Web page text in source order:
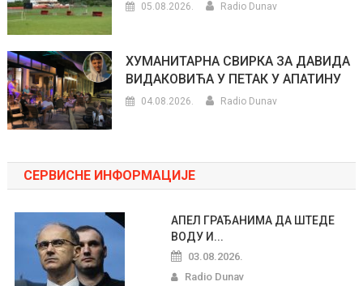
05.08.2026. Radio Dunav
ХУМАНИТАРНА СВИРКА ЗА ДАВИДА
ВИДАКОВИЋА У ПЕТАК У АПАТИНУ
04.08.2026. Radio Dunav
СЕРВИСНЕ ИНФОРМАЦИЈЕ
АПЕЛ ГРАЂАНИМА ДА ШТЕДЕ
ВОДУ И...
03.08.2026.
Radio Dunav